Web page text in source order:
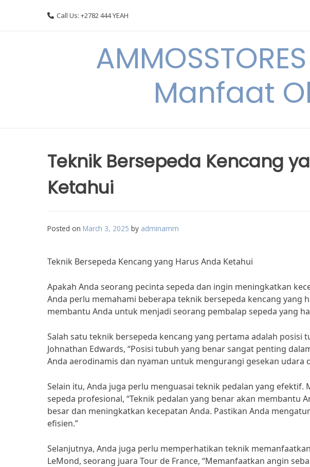
Call Us: +2782 444 YEAH
Manfaat
Teknik Bersepeda Kencang
Ketahui
Posted on March 3, 2025 by adminamm
Teknik Bersepeda Kencang yang Harus Anda Ketahui
Apakah Anda seorang pecinta sepeda dan ingin meningkatkan
Anda perlu memahami beberapa teknik bersepeda kencang yang
membantu Anda untuk menjadi seorang pembalap sepeda yang
Salah satu teknik bersepeda kencang yang pertama adalah posisi
Johnathan Edwards, “Posisi tubuh yang benar sangat penting
Anda aerodinamis dan nyaman untuk mengurangi gesekan udara
Selain itu, Anda juga perlu menguasai teknik pedalan yang efektif.
sepeda profesional, “Teknik pedalan yang benar akan membantu
besar dan meningkatkan kecepatan Anda. Pastikan Anda
efisien.”
Selanjutnya, Anda juga perlu memperhatikan teknik
LeMond, seorang juara Tour de France, “Memanfaatkan angin